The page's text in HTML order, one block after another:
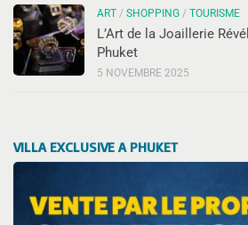
ART / SHOPPING / TOURISME
L’Art de la Joaillerie
Phuket
5 NOVEMBRE 2025
VILLA EXCLUSIVE A PHUKET